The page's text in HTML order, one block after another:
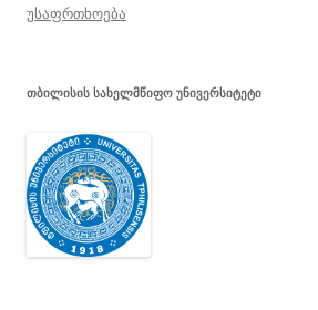
უსაფრთხოება
ᲗᲑᲘᲚᲘᲡᲘᲡ ᲡᲐᲮᲔᲚᲛᲬᲘᲤᲝ ᲣᲜᲘᲕᲔᲠᲡᲘᲢᲔᲢᲘ